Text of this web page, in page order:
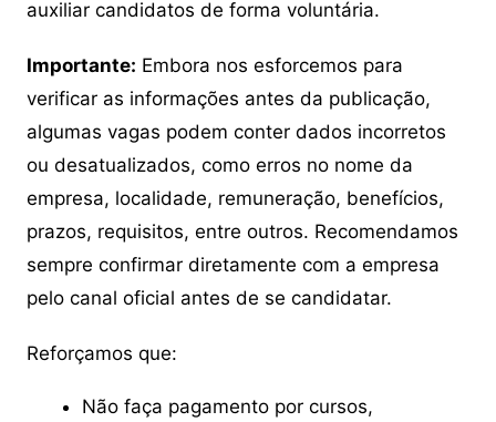
auxiliar candidatos de forma voluntária.
Importante: Embora nos esforcemos para
verificar as informações antes da publicação,
algumas vagas podem conter dados incorretos
ou desatualizados, como erros no nome da
empresa, localidade, remuneração, benefícios,
prazos, requisitos, entre outros. Recomendamos
sempre confirmar diretamente com a empresa
pelo canal oficial antes de se candidatar.
Reforçamos que:
Não faça pagamento por cursos,